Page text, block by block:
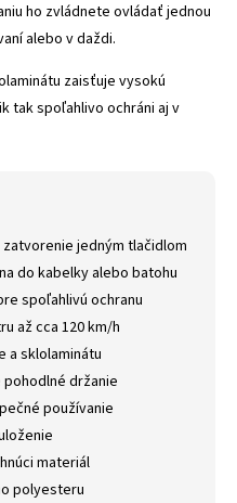
ho zvládnete ovládať jednou
alebo v daždi.
zaisťuje vysokú
tak spoľahlivo ochráni aj v
jedným tlačidlom
do kabelky alebo batohu
spoľahlivú ochranu
až cca 120 km/h
a sklolaminátu
držanie
používanie
materiál
polyesteru